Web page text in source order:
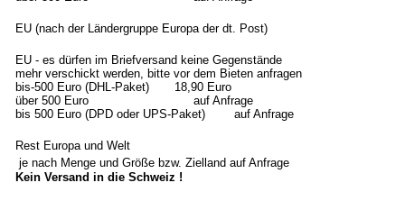
EU (nach der Ländergruppe Europa der dt. Post)
EU - es dürfen im Briefversand keine Gegenstände
mehr verschickt werden, bitte vor dem Bieten anfragen
bis-500 Euro (DHL-Paket) 18,90 Euro
über 500 Euro auf Anfrage
bis 500 Euro (DPD oder UPS-Paket) auf Anfrage
Rest Europa und Welt
je nach Menge und Größe bzw. Zielland auf Anfrage
Kein Versand in die Schweiz !